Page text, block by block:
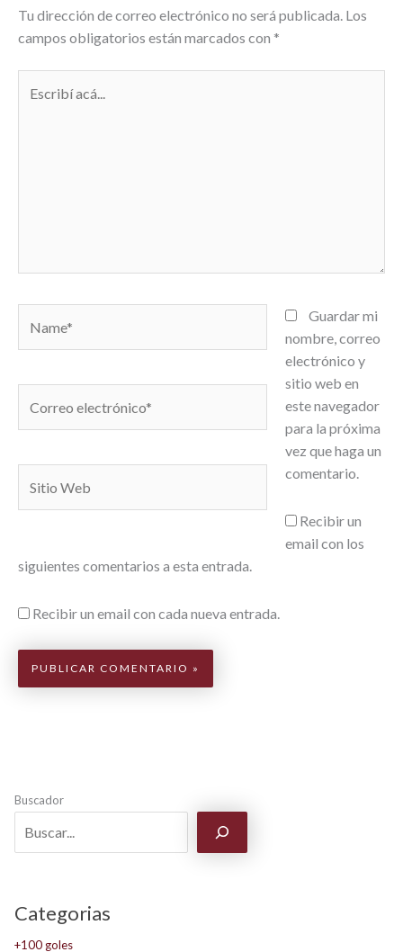
Tu dirección de correo electrónico no será publicada. Los
campos obligatorios están marcados con *
acá...
electrónico*
Web
Guardar mi
nombre, correo
electrónico y
sitio web en
este navegador
para la próxima
vez que haga un
comentario.
Recibir un
email con los
siguientes comentarios a esta entrada.
Recibir un email con cada nueva entrada.
Buscador
Categorias
+100 goles